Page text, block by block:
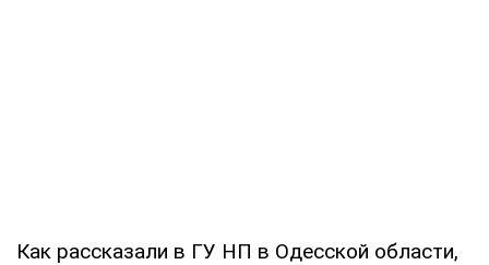
Как рассказали в ГУ НП в Одесской области,